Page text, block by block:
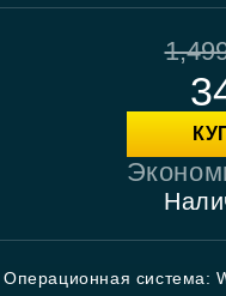
Операционная система: